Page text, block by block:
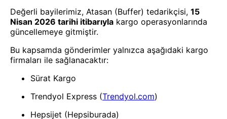
Kablosuz Çoklu Şarj Girişli
10.000 Mah Kablolu Powerbank
Taşınabilir
Wireless Powerbank 10000 Mah
Led Ekranlı Dahili Kablolu Hızlı